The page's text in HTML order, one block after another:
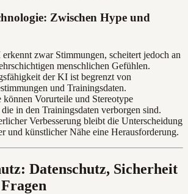
Zwischen Hype und
zwar Stimmungen, scheitert jedoch an
menschlichen Gefühlen.
der KI ist begrenzt von
und Trainingsdaten.
können Vorurteile und Stereotype
in den Trainingsdaten verborgen sind.
Verbesserung bleibt die Unterscheidung
und künstlicher Nähe eine Herausforderung.
Datenschutz, Sicherheit